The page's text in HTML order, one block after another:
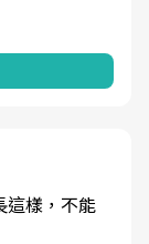
這樣，不能